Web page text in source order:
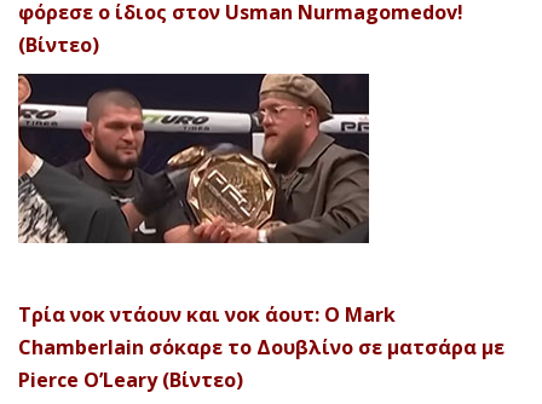
φόρεσε ο ίδιος στον Usman Nurmagomedov!
(Βίντεο)
Τρία νοκ ντάουν και νοκ άουτ: Ο Mark
Chamberlain σόκαρε το Δουβλίνο σε ματσάρα με
Pierce O’Leary (Βίντεο)